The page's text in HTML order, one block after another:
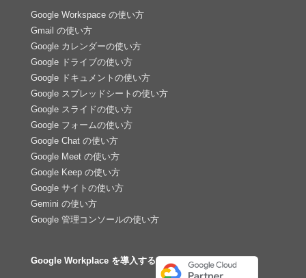
Google Workspace の使い方
Gmail の使い方
Google カレンダーの使い方
Google ドライブの使い方
Google ドキュメントの使い方
Google スプレッドシートの使い方
Google スライドの使い方
Google フォームの使い方
Google Chat の使い方
Google Meet の使い方
Google Keep の使い方
Google サイトの使い方
Gemini の使い方
Google 管理コンソールの使い方
Google Workplace を導入する